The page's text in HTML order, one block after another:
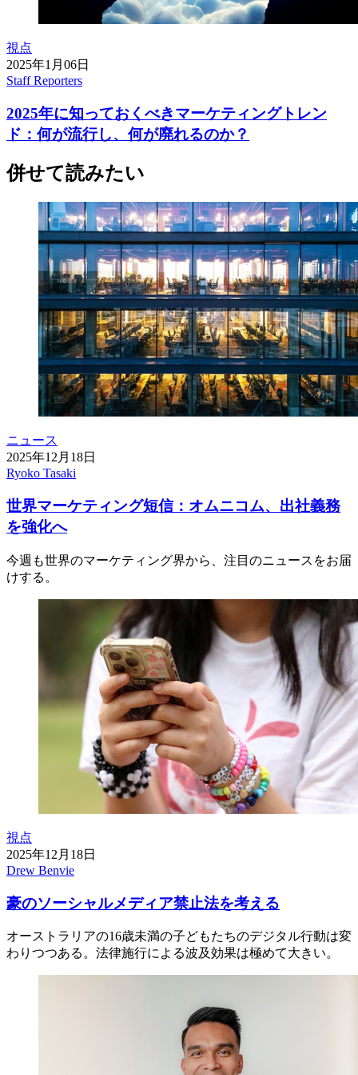
視点
2025年1月06日
Staff Reporters
2025年に知っておくべきマーケティングトレン
ド：何が流行し、何が廃れるのか？
併せて読みたい
ニュース
2025年12月18日
Ryoko Tasaki
世界マーケティング短信：オムニコム、出社義務
を強化へ
今週も世界のマーケティング界から、注目のニュースをお届
けする。
視点
2025年12月18日
Drew Benvie
豪のソーシャルメディア禁止法を考える
オーストラリアの16歳未満の子どもたちのデジタル行動は変
わりつつある。法律施行による波及効果は極めて大きい。